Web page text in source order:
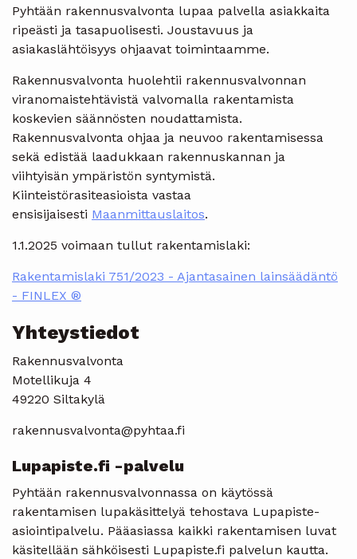
Pyhtään rakennusvalvonta lupaa palvella asiakkaita
ripeästi ja tasapuolisesti. Joustavuus ja
asiakaslähtöisyys ohjaavat toimintaamme.
Rakennusvalvonta huolehtii rakennusvalvonnan
viranomaistehtävistä valvomalla rakentamista
koskevien säännösten noudattamista.
Rakennusvalvonta ohjaa ja neuvoo rakentamisessa
sekä edistää laadukkaan rakennuskannan ja
viihtyisän ympäristön syntymistä.
Kiinteistörasiteasioista vastaa
ensisijaisesti Maanmittauslaitos.
1.1.2025 voimaan tullut rakentamislaki:
Rakentamislaki 751/2023 - Ajantasainen lainsäädäntö
- FINLEX ®
Yhteystiedot
Rakennusvalvonta
Motellikuja 4
49220 Siltakylä
rakennusvalvonta@pyhtaa.fi
Lupapiste.fi -palvelu
Pyhtään rakennusvalvonnassa on käytössä
rakentamisen lupakäsittelyä tehostava Lupapiste-
asiointipalvelu. Pääasiassa kaikki rakentamisen luvat
käsitellään sähköisesti Lupapiste.fi palvelun kautta.